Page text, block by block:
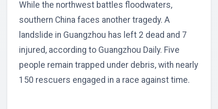
While the northwest battles floodwaters,
southern China faces another tragedy. A
landslide in Guangzhou has left 2 dead and 7
injured, according to Guangzhou Daily. Five
people remain trapped under debris, with nearly
150 rescuers engaged in a race against time.